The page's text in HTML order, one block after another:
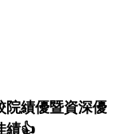
院績優暨資深優
績👍